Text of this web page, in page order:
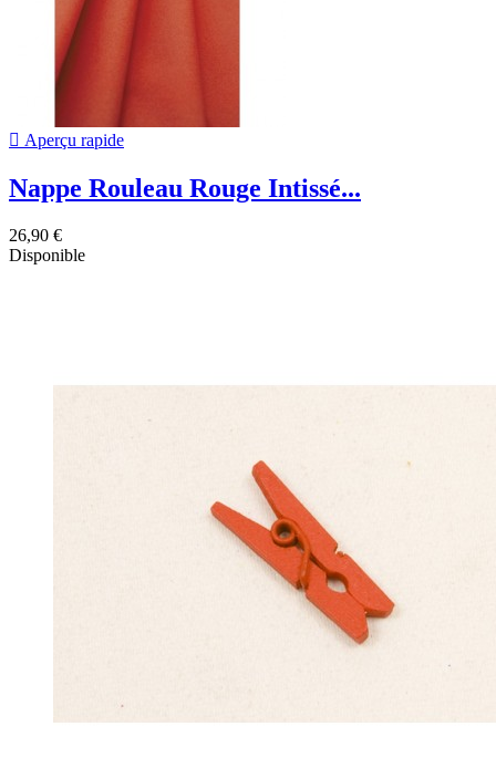
 Aperçu rapide
Nappe Rouleau Rouge Intissé...
26,90 €
Disponible